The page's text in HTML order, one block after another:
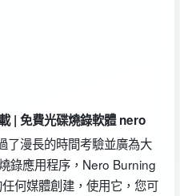
| 免費光碟燒錄軟體 nero
了漫長的時間考驗並廣為大
錄應用程序，Nero Burning
何媒體創建，使用它，您可